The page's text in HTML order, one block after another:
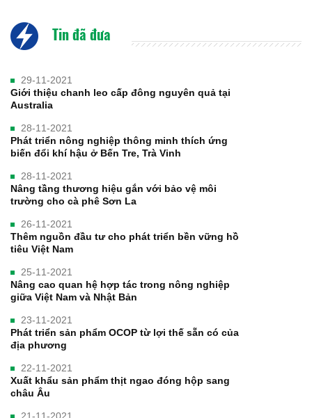
Tin đã đưa
29-11-2021
Giới thiệu chanh leo cấp đông nguyên quả tại
Australia
28-11-2021
Phát triển nông nghiệp thông minh thích ứng
biến đổi khí hậu ở Bến Tre, Trà Vinh
28-11-2021
Nâng tầng thương hiệu gắn với bảo vệ môi
trường cho cà phê Sơn La
26-11-2021
Thêm nguồn đầu tư cho phát triển bền vững hồ
tiêu Việt Nam
25-11-2021
Nâng cao quan hệ hợp tác trong nông nghiệp
giữa Việt Nam và Nhật Bản
23-11-2021
Phát triển sản phẩm OCOP từ lợi thế sẵn có của
địa phương
22-11-2021
Xuất khẩu sản phẩm thịt ngao đóng hộp sang
châu Âu